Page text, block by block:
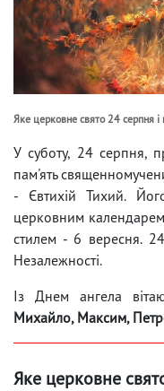
Яке церковне свято 24 серпня
У суботу, 24 серпня,
пам'ять
- Євтихій Тихий.
церковним
стилем - 6 вересня.
Незалежності.
Із Днем ангела
Михайло, Максим,
Яке церковне